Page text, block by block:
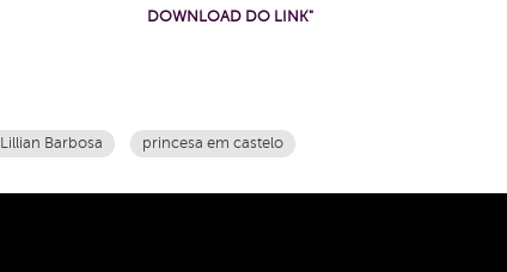
DOWNLOAD DO LINK"
Lillian Barbosa princesa em castelo